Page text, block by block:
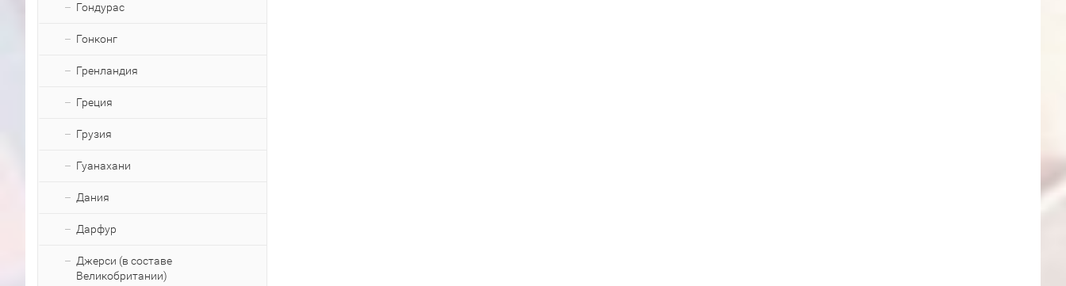
Гондурас
Гонконг
Гренландия
Греция
Грузия
Гуанахани
Дания
Дарфур
Джерси (в составе
Великобритании)